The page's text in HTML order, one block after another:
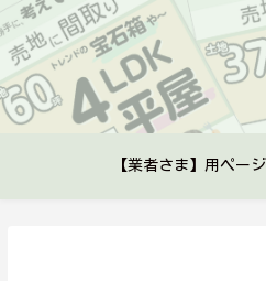
【業者さま】用ページ